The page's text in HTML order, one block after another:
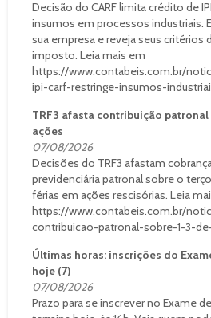
Decisão do CARF limita crédito de
insumos em processos industriais.
sua empresa e reveja seus critérios
imposto. Leia mais em
https://www.contabeis.com.br/
ipi-carf-restringe-insumos-
TRF3 afasta contribuição
ações
07/08/2026
Decisões do TRF3 afastam
previdenciária patronal sobre o
férias em ações rescisórias. Leia
https://www.contabeis.com.br/
contribuicao-patronal-sobre-1-3-
Últimas horas: inscrições do
hoje (7)
07/08/2026
Prazo para se inscrever no Exame